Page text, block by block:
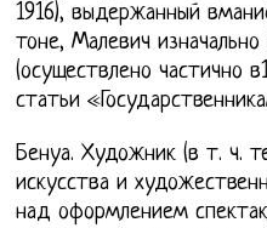
1916), выдержанный
тоне, Малевич
(осуществлено частично
статьи
Бенуа. Художник (в т. ч.
искусства и
над оформлением